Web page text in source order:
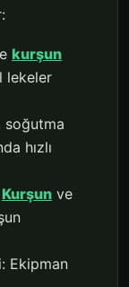
kurşun
lekeler
soğutma
hızlı
Kurşun ve
Ekipman